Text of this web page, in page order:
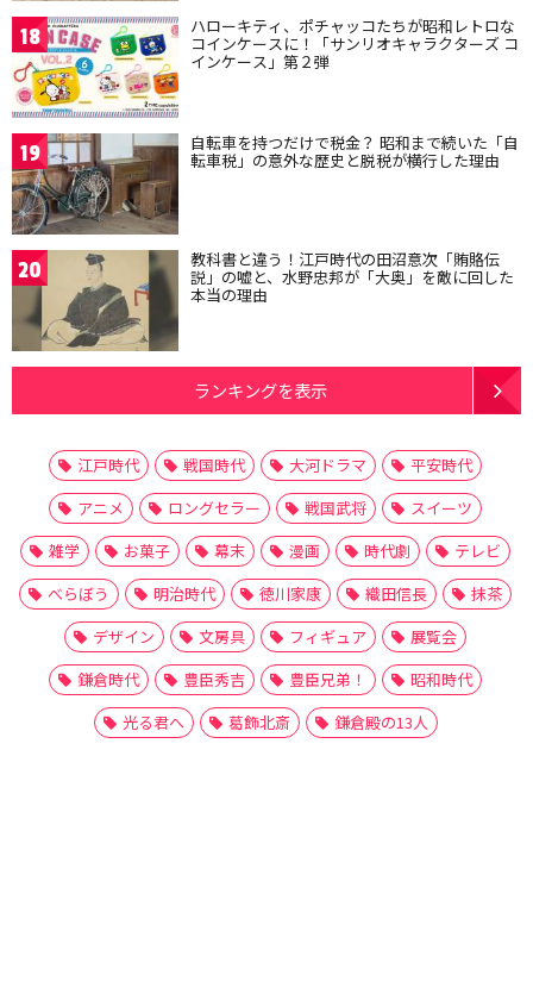
18 ハローキティ、ポチャッコたちが昭和レトロな
コインケースに！「サンリオキャラクターズ コ
インケース」第２弾
19 自転車を持つだけで税金？ 昭和まで続いた「自
転車税」の意外な歴史と脱税が横行した理由
20 教科書と違う！江戸時代の田沼意次「賄賂伝
説」の嘘と、水野忠邦が「大奥」を敵に回した
本当の理由
ランキングを表示
江戸時代 戦国時代 大河ドラマ
平安時代
アニメ
ロングセラー 戦国武将
スイーツ
雑学
お菓子 幕末 漫画 時代劇
テレビ
べらぼう
明治時代 徳川家康 織田信長
抹茶
デザイン
文房具 フィギュア
展覧会
鎌倉時代
豊臣秀吉 豊臣兄弟！
昭和時代
光る君へ
葛飾北斎 鎌倉殿の13人